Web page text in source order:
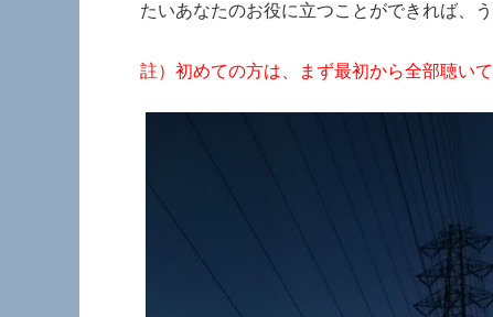
たいあなたのお役に立つことができれば、う
註）初めての方は、まず最初から全部聴い